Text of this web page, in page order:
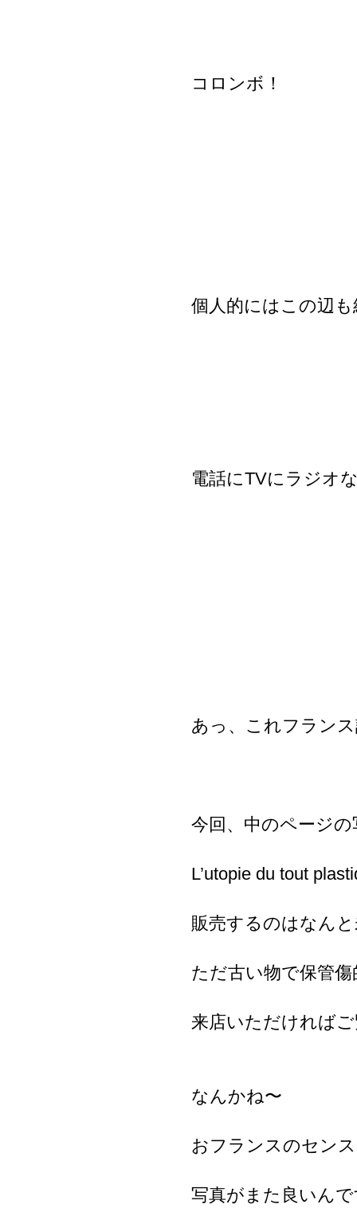
コロンボ！
個人的にはこの辺
電話にTVにラジオ
あっ、これフラン
今回、中のページ
L’utopie du tout
販売するのはなん
ただ古い物で保管
来店いただければ
なんかね〜
おフランスのセン
写真がまた良いん